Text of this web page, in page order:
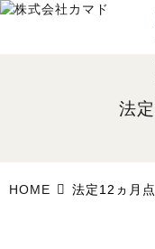
法
HOME 法定12ヵ月